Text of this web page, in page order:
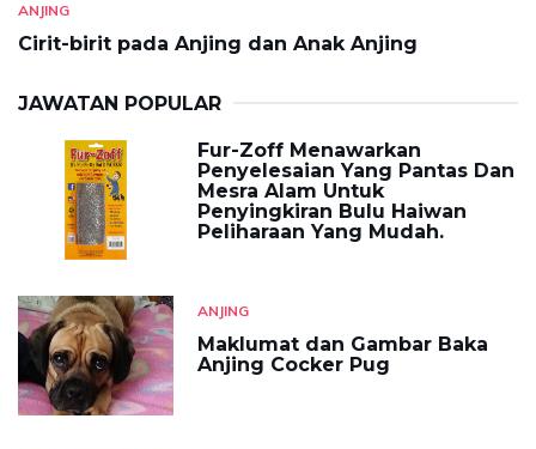
ANJING
Cirit-birit pada Anjing dan Anak Anjing
JAWATAN POPULAR
Fur-Zoff Menawarkan
Penyelesaian Yang Pantas Dan
Mesra Alam Untuk
Penyingkiran Bulu Haiwan
Peliharaan Yang Mudah.
ANJING
Maklumat dan Gambar Baka
Anjing Cocker Pug